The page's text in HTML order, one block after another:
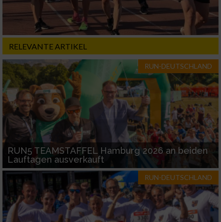
RELEVANTE ARTIKEL
RUN-DEUTSCHLAND
RUN5 TEAMSTAFFEL Hamburg 2026 an beiden
Lauftagen ausverkauft
RUN-DEUTSCHLAND